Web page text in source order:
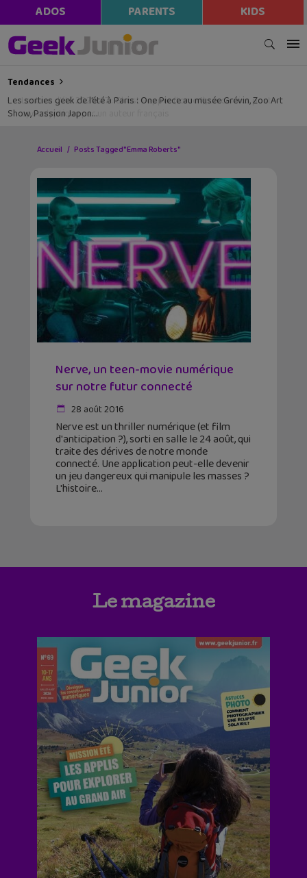
ADOS PARENTS KIDS
Tendances
Les sorties geek de l’été à Paris : One Piece au musée Grévin, Zoo Art
Show, Passion Japon…
Accueil Posts Tagged "Emma Roberts"
Nerve, un teen-movie numérique
sur notre futur connecté
28 août 2016
Nerve est un thriller numérique (et film
d'anticipation ?), sorti en salle le 24 août, qui
traite des dérives de notre monde
connecté. Une application peut-elle devenir
un jeu dangereux qui manipule les masses ?
L'histoire
Le magazine